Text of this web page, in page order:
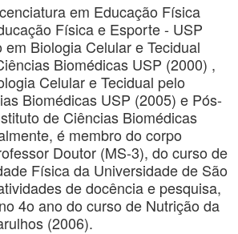
em Educação Física
Física e Esporte - USP
Biologia Celular e Tecidual
Biomédicas USP (2000) ,
Celular e Tecidual pelo
Biomédicas USP (2005) e Pós-
de Ciências Biomédicas
é membro do corpo
Doutor (MS-3), do curso de
Física da Universidade de São
de docência e pesquisa,
4o ano do curso de Nutrição da
(2006).